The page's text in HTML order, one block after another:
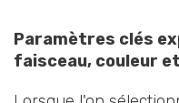
Paramètres clés
faisceau, couleur